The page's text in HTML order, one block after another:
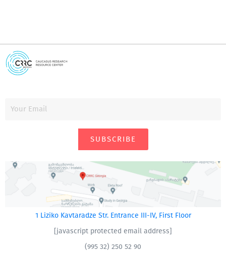
SUBSCRIBE
1 Liziko Kavtaradze Str. Entrance III-IV, First Floor
[javascript protected email address]
(995 32) 250 52 90